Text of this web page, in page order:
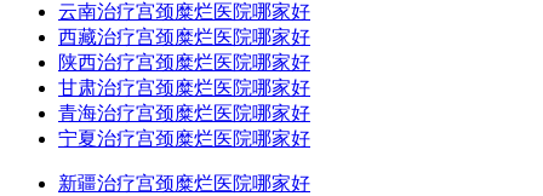
云南治疗宫颈糜烂医院哪家好
西藏治疗宫颈糜烂医院哪家好
陕西治疗宫颈糜烂医院哪家好
甘肃治疗宫颈糜烂医院哪家好
青海治疗宫颈糜烂医院哪家好
宁夏治疗宫颈糜烂医院哪家好
新疆治疗宫颈糜烂医院哪家好